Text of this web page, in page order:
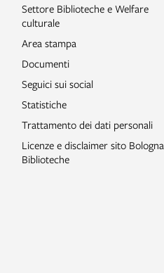
Settore Biblioteche e Welfare
culturale
Area stampa
Documenti
Seguici sui social
Statistiche
Trattamento dei dati personali
Licenze e disclaimer sito Bologna
Biblioteche